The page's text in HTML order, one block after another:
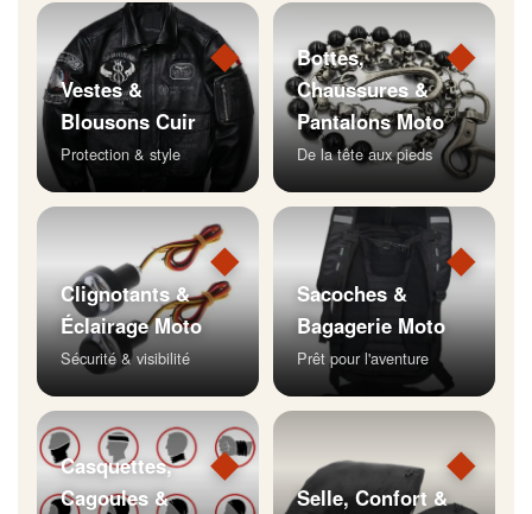
◆
Vestes &
Blousons Cuir
Protection & style
◆
Bottes,
Chaussures &
Pantalons Moto
De la tête aux pieds
◆
Clignotants &
Éclairage Moto
Sécurité & visibilité
◆
Sacoches &
Bagagerie Moto
Prêt pour l'aventure
◆
Casquettes,
Cagoules &
◆
Selle, Confort &